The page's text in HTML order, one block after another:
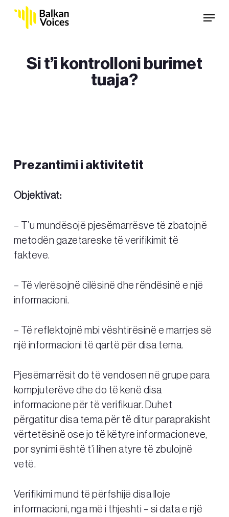
Skip
Menu
Si t’i kontrolloni burimet
tuaja?
Prezantimi i aktivitetit
Objektivat:
– T’u mundësojë pjesëmarrësve të zbatojnë
metodën gazetareske të verifikimit të
fakteve.
– Të vlerësojnë cilësinë dhe rëndësinë e një
informacioni.
– Të reflektojnë mbi vështirësinë e marrjes së
një informacioni të qartë për disa tema.
Pjesëmarrësit do të vendosen në grupe para
kompjuterëve dhe do të kenë disa
informacione për të verifikuar. Duhet
përgatitur disa tema për të ditur paraprakisht
vërtetësinë ose jo të këtyre informacioneve,
por synimi është t’i lihen atyre të zbulojnë
vetë.
Verifikimi mund të përfshijë disa lloje
informacioni, nga më i thjeshti – si data e një